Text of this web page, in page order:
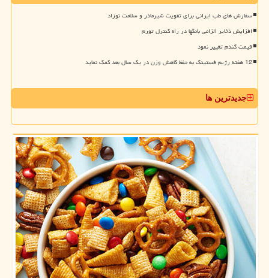
سفارش های طب ایرانی برای تقویت شیرمادر و سلامت نوزاد
افزایش ذخایر الزامی بانکها در راه کنترل تورم
قیمت گندم تغییر نمود
12 هفته رژیم فستینگ به حفظ کاهش وزن در یک سال بعد کمک نماید
جدیدترین ها